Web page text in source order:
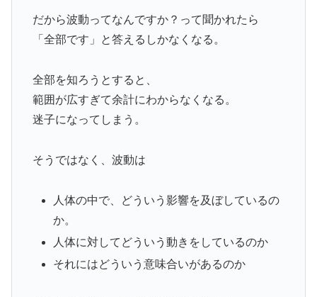
だから波動ってなんですか？って聞かれたら
「全部です」と答えるしかなくなる。
全部を知ろうとすると、
範囲が広すぎて余計にわからなくなる。
迷子になってしまう。
そうではなく、波動は
人体の中で、どういう影響を及ぼしているの
か。
人体に対してどういう動きをしているのか
それにはどういう意味合いがあるのか